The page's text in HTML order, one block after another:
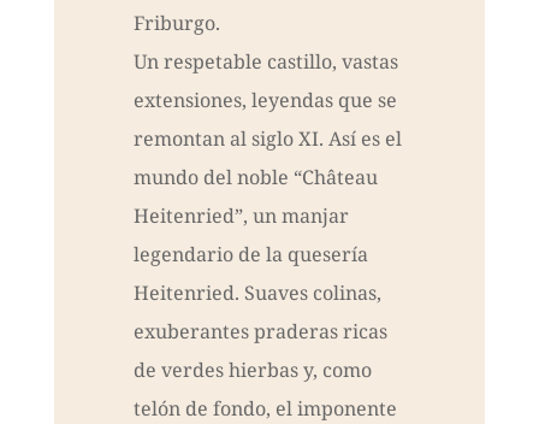
Friburgo.
Un respetable castillo, vastas
extensiones, leyendas que se
remontan al siglo XI. Así es el
mundo del noble “Château
Heitenried”, un manjar
legendario de la quesería
Heitenried. Suaves colinas,
exuberantes praderas ricas
de verdes hierbas y, como
telón de fondo, el imponente